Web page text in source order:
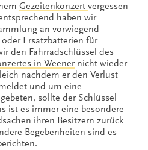
Gezeitenkonzert vergessen
haben wir
an vorwiegend
Ersatzbatterien für
den Fahrradschlüssel des
in Weenernicht wieder
nachdem er den Verlust
und um eine
sollte der Schlüssel
ist es immer eine besondere
ihren Besitzern zurück
Begebenheiten sind es